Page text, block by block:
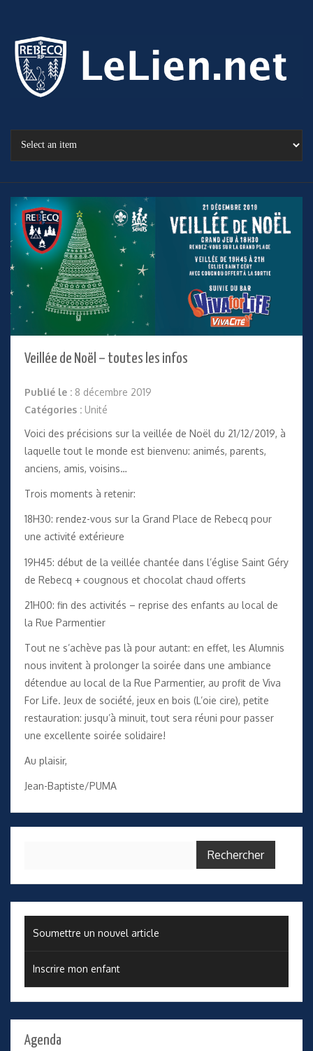
Veillée de Noël – toutes les infos
Publié le : 8 décembre 2019
Catégories : Unité
Voici des précisions sur la veillée de Noël du 21/12/2019, à
laquelle tout le monde est bienvenu: animés, parents,
anciens, amis, voisins…
Trois moments à retenir:
18H30: rendez-vous sur la Grand Place de Rebecq pour
une activité extérieure
19H45: début de la veillée chantée dans l’église Saint Géry
de Rebecq + cougnous et chocolat chaud offerts
21H00: fin des activités – reprise des enfants au local de
la Rue Parmentier
Tout ne s’achève pas là pour autant: en effet, les Alumnis
nous invitent à prolonger la soirée dans une ambiance
détendue au local de la Rue Parmentier, au profit de Viva
For Life. Jeux de société, jeux en bois (L’oie cire), petite
restauration: jusqu’à minuit, tout sera réuni pour passer
une excellente soirée solidaire!
Au plaisir,
Jean-Baptiste/PUMA
Soumettre un nouvel article
Inscrire mon enfant
Agenda